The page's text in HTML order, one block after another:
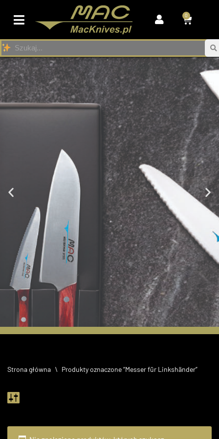
Przejdź
do
treści
0
60 lecie MAC
Strona główna \ Produkty oznaczone “Messer für Linkshänder”